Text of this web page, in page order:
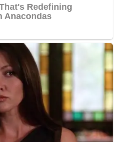
cet événement d’envergure,
sera déployée dans
de production invite d’ores et
provinces concernées à rester
sociaux officiels de l’artiste
à la billetterie et aux
s’inscrit non seulement
la culture urbaine gabonaise,
privilégié de partage et